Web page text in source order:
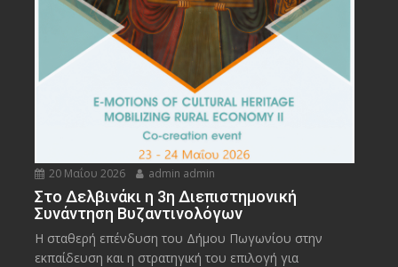
20 Μαΐου 2026 admin admin
Στο Δελβινάκι η 3η Διεπιστημονική
Συνάντηση Βυζαντινολόγων
Η σταθερή επένδυση του Δήμου Πωγωνίου στην
εκπαίδευση και η στρατηγική του επιλογή για